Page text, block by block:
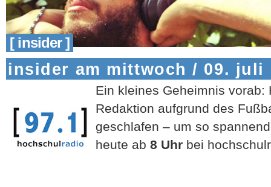
[ insider ]
insider am mittwoch / 09. juli
Ein kleines Geheimnis vorab:
Redaktion aufgrund des
geschlafen – um so
heute ab 8 Uhr bei